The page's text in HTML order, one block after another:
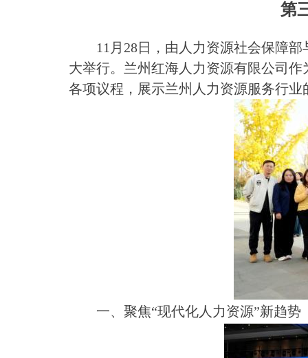
第
11月28日，由人力资源社会保障
大举行。兰州红海人力资源有限公司
各项议程，展示兰州人力资源服务行
一、聚焦“现代化人力资源”新趋势